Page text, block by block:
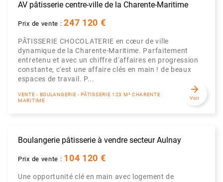
AV pâtisserie centre-ville de la Charente-Maritime
Prix de vente :247 120 €
PÂTISSERIE CHOCOLATERIE en cœur de ville
dynamique de la Charente-Maritime. Parfaitement
entretenu et avec un chiffre d'affaires en progression
constante, c'est une affaire clés en main ! de beaux
espaces de travail. P...
VENTE - BOULANGERIE - PÂTISSERIE 123 M² CHARENTE
MARITIME
arrow_forward
Voir
Boulangerie pâtisserie à vendre secteur Aulnay
Prix de vente : 104 120 €
Une opportunité clé en main avec logement de